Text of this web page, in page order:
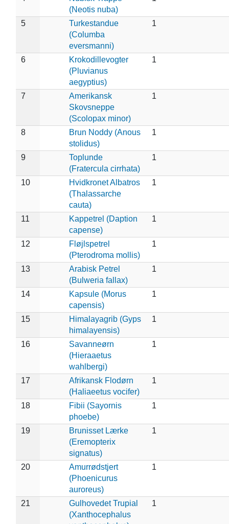
(Neotis nuba)
5
Turkestandue
(Columba
eversmanni)
1
6
Krokodillevogter
(Pluvianus
aegyptius)
1
7
Amerikansk
Skovsneppe
(Scolopax minor)
1
8
Brun Noddy (Anous
stolidus)
1
9
Toplunde
(Fratercula cirrhata)
1
10
Hvidkronet Albatros
(Thalassarche
cauta)
1
11
Kappetrel (Daption
capense)
1
12
Fløjlspetrel
(Pterodroma mollis)
1
13
Arabisk Petrel
(Bulweria fallax)
1
14
Kapsule (Morus
capensis)
1
15
Himalayagrib (Gyps
himalayensis)
1
16
Savanneørn
(Hieraaetus
wahlbergi)
1
17
Afrikansk Flodørn
(Haliaeetus vocifer)
1
18
Fibii (Sayornis
phoebe)
1
19
Brunisset Lærke
(Eremopterix
signatus)
1
20
Amurrødstjert
(Phoenicurus
auroreus)
1
21
Gulhovedet Trupial
(Xanthocephalus
1